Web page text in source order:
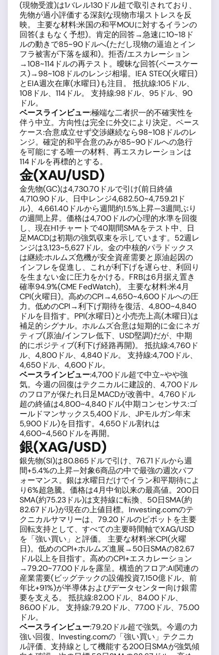
(現物受渡)は1バレル130ドル超で取引されており、
先物が過小評価する深刻な現物市場ストレスを反
映。 主要な材料:米国の和平MOUに対するイランの
回答(まもなく予想)。肯定的回答→急速に10~18ド
ルの動きで85~90ドルへ(ただし現物の逼迫とイン
フラ被害が下落を緩和)。拒否/エスカレーション
→108~114ドルの再テスト。曖昧な回答(ベースケー
ス)→98~108ドルのレンジ相場。IEA STEO(火曜日)
とEIA週次在庫(水曜日)も注目。 抵抗線:105ドル、
108ドル、114ドル。 支持線:98ドル、95ドル、90
ドル。
ベースラインビュー:極端な二者択一的不確実性を
伴う中立。方向性は完全に外交により決定。ベース
ケース:合意成立せず交渉継続なら98~108ドルのレ
ンジ。確定的和平合意のみが85~90ドルへの急行
を可能にする唯一の材料、再エスカレーションは
114ドルを再標的とする。
金(XAU/USD)
金先物(GC)は4,730.70ドルで引け(前日終値
4,710.90ドル、日中レンジ4,682.50~4,759.21ド
ル)、4,661.40ドルから週間約1.5%上昇—3週間ぶり
の週間上昇。価格は4,700ドルの心理的水準を回復
し、現在H1チャートで40期間SMAをテスト中、日
足MACDは初期の強気収束を示しています。52週レ
ンジは3,123~5,627ドル。金の中核的パラドックス
は継続:ホルムズ危機が安全資産需要と原油起因の
インフレを促進し、これが利下げを遅らせ、利回り
を生まない金に圧力をかける。FRBは6月据え置き
確率94.9%(CME FedWatch)。 主要な材料:米4月
CPI(火曜日)。高めのCPI→4,650~4,600ドルへの圧
力。低めのCPI→利下げ期待を復活、4,800~4,840
ドルを目指す。PPI(水曜日)と小売売上高(木曜日)は
補足的シグナル。ホルムズ合意は短期的に金にネガ
ティブ(原油/インフレ低下、USD堅調)だが、中期
的にポジティブ(利下げ経路再開)。 抵抗線:4,760ド
ル、4,800ドル、4,840ドル。 支持線:4,700ドル、
4,650ドル、4,600ドル。
ベースラインビュー:4,700ドル超で中立~やや強
気。今週の回復はテクニカルに建設的、4,700ドル
のフロアが保たれ日足MACDが改善中。4,760ドル
超の終値は4,800~4,840ドル(中期コンセンサス:ゴ
ールドマンサックス5,400ドル、JPモルガン年末
5,900ドル)を目指す。4,650ドル割れは
4,600~4,560ドルを再開。
銀(XAG/USD)
銀先物(SI)は80.865ドルで引け、76.71ドルから週
間+5.4%の上昇—対象6商品の中で最強の週次パフ
ォーマンス。銀は水曜日だけでイラン和平期待によ
り6%超急騰。価格は4月中旬以来の最高値。200日
SMA(約75.23ドル)は支持線に転換、50日SMA(約
82.67ドル)が現在の上値目標。Investing.comのテ
クニカルサマリーは、79.20ドルのピボットを主要
回転支持として、すべての主要時間軸でXAG/USD
を「強い買い」と評価。 主要な材料:米CPI(火曜
日)。低めのCPI+ホルムズ進展→50日SMAの82.67
ドル以上を目指す。高めのCPI+エスカレーション
→79.20~77.00ドルを露呈。構造的フロア:AI関連の
産業需要(ビッグテックの設備投資7,150億ドル、前
年比+91%)が半導体およびデータセンター向け銀需
要を支える。 抵抗線:82.00ドル、84.00ドル、
86.00ドル。 支持線:79.20ドル、77.00ドル、75.00
ドル。
ベースラインビュー:79.20ドル超で強気。今週の力
強い回復、Investing.comの「強い買い」テクニカ
ル評価、支持線として機能する200日SMAが強気傾